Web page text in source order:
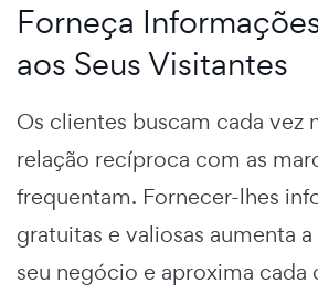
Forneça
aos Seus Visitantes
Os clientes buscam cada vez
relação recíproca com as
frequentam. Fornecer-lhes
gratuitas e valiosas aumenta
seu negócio e aproxima cada